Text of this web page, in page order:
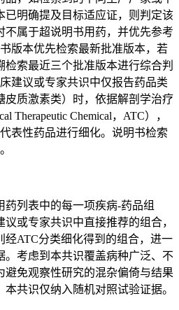
已明确提及目标适应证，则判定该
不属于超说明书用药，并优先参考
版本优先检索最新批准版本，若
索最近三个批准版本进行综合判
建议或专家共识中仅报告药品类
皮质激素类）时，依据解剖学治疗
Therapeutic Chemical，ATC），
表性药品进行细化。说明书检索
药列表中的每一项疾病-药品组
或专家共识中直接推荐的组合，
经ATC分类细化得到的组合，进一
。考虑到本共识覆盖病种广泛、不
避免观察性研究的混杂偏倚与结果
共识仅纳入随机对照试验证据。